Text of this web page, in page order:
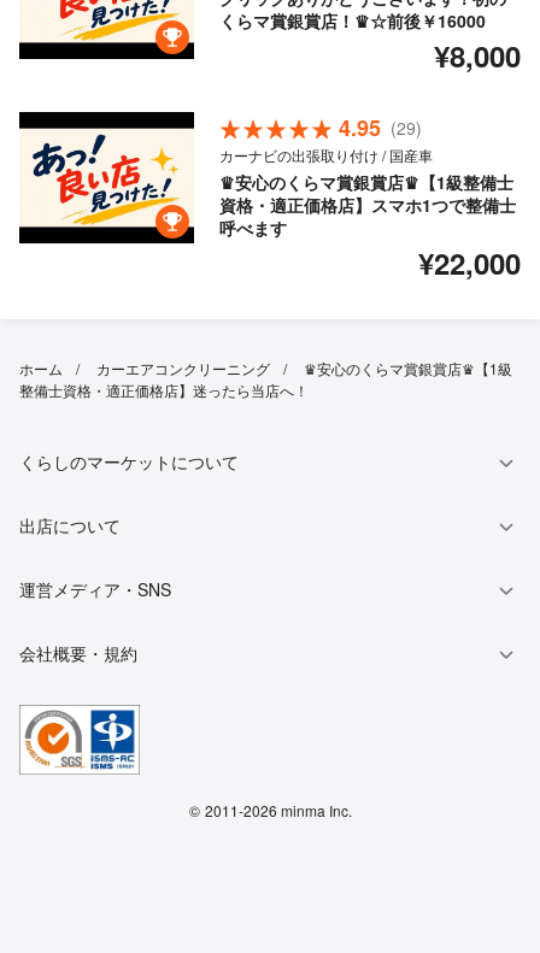
くらマ賞銀賞店！♛☆前後￥16000
¥8,000
4.95 (29)
カーナビの出張取り付け / 国産車
♛安心のくらマ賞銀賞店♛【1級整備士
資格・適正価格店】スマホ1つで整備士
呼べます
¥22,000
ホーム カーエアコンクリーニング
♛安心のくらマ賞銀賞店♛【1級
整備士資格・適正価格店】迷ったら当店へ！
くらしのマーケットについて
出店について
運営メディア・SNS
会社概要・規約
© 2011-2026 minma Inc.